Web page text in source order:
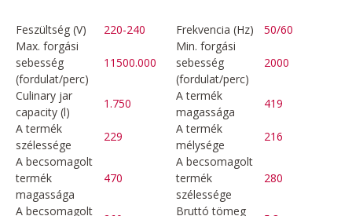
Feszültség (V) 220-240 Frekvencia (Hz)
50/60
Max. forgási
sebesség
(fordulat/perc)
11500.000
Min. forgási
sebesség
(fordulat/perc)
2000
Culinary jar
capacity (l)
1.750
A termék
magassága
419
A termék
szélessége
229
A termék
mélysége
216
A becsomagolt
termék
magassága
470
A becsomagolt
termék
szélessége
280
A becsomagolt
Bruttó tömeg